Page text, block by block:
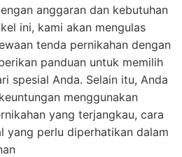
anggaran dan kebutuhan
ini, kami akan mengulas
tenda pernikahan dengan
panduan untuk memilih
spesial Anda. Selain itu, Anda
menggunakan
yang terjangkau, cara
yang perlu diperhatikan dalam